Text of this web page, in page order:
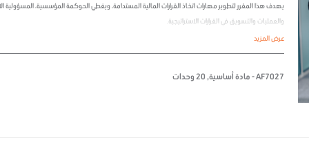
يهدف هذا المقرر لتطوير مهارات اتخاذ القرارات المالية المستدامة، ويغطي الحوكمة المؤسسية، المسؤولية
والعمليات والتسويق في القرارات الاستراتيجية.
عرض المزيد
AF7027 - مادة أساسية, 20 وحدات